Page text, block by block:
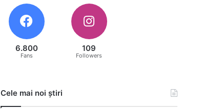
6.800
Fans
109
Followers
Cele mai noi știri